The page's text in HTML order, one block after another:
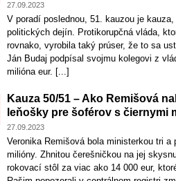
27.09.2023
V poradí poslednou, 51. kauzou je
politických dejín. Protikorupčná vláda,
rovnako, vyrobila taký prúser, že to sa
Ján Budaj podpísal svojmu kolegovi z
milióna eur. [...]
Kauza 50/51 – Ako Remišová
leňošky pre šoférov s čiernymi
27.09.2023
Veronika Remišová bola ministerkou tri
milióny. Zhnitou čerešničkou na jej
rokovací stôl za viac ako 14 000 eur,